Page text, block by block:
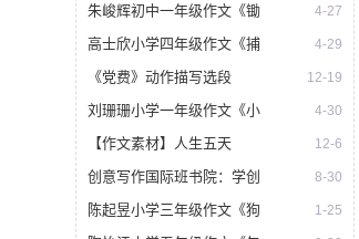
4-27
朱峻辉初中一年级作文《锄
4-29
高士欣小学四年级作文《捕
12-19
《党费》动作描写选段
4-30
刘珊珊小学一年级作文《小
12-6
【作文素材】人生五天
8-30
创意写作国际班书院：学创
1-25
陈起昱小学三年级作文《狗